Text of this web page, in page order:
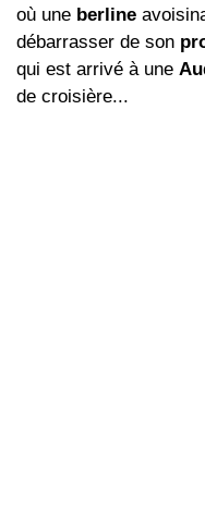
où une berline
débarrasser de son
qui est arrivé à une
de croisière...